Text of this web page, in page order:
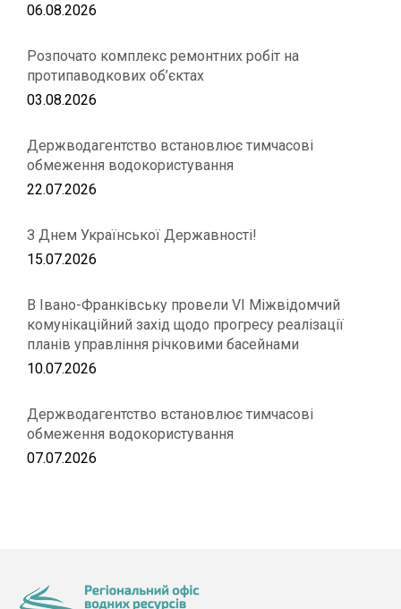
06.08.2026
Розпочато комплекс ремонтних робіт на
протипаводкових об’єктах
03.08.2026
Держводагентство встановлює тимчасові
обмеження водокористування
22.07.2026
З Днем Української Державності!
15.07.2026
В Івано-Франківську провели VІ Міжвідомчий
комунікаційний захід щодо прогресу реалізації
планів управління річковими басейнами
10.07.2026
Держводагентство встановлює тимчасові
обмеження водокористування
07.07.2026